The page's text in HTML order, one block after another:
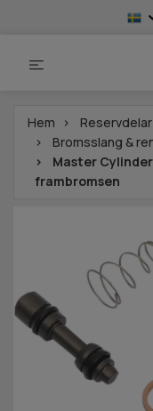
Hem
Bromsslang &
Master
frambromsen